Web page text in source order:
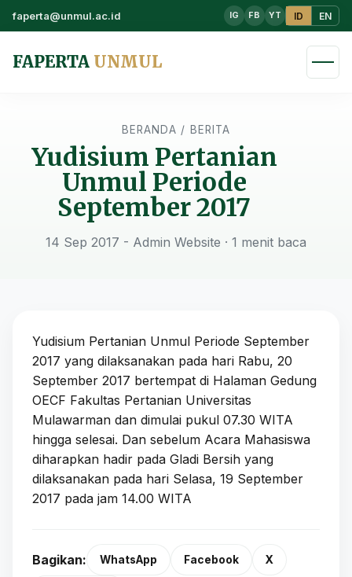
faperta@unmul.ac.id IG FB YT ID EN
FAPERTA UNMUL
BERANDA / BERITA
Yudisium Pertanian
Unmul Periode
September 2017
14 Sep 2017 - Admin Website · 1 menit baca
Yudisium Pertanian Unmul Periode September
2017 yang dilaksanakan pada hari Rabu, 20
September 2017 bertempat di Halaman Gedung
OECF Fakultas Pertanian Universitas
Mulawarman dan dimulai pukul 07.30 WITA
hingga selesai. Dan sebelum Acara Mahasiswa
diharapkan hadir pada Gladi Bersih yang
dilaksanakan pada hari Selasa, 19 September
2017 pada jam 14.00 WITA
Bagikan: WhatsApp Facebook X